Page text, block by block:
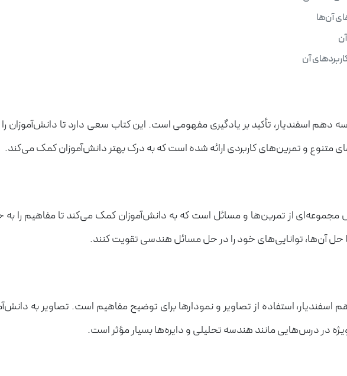
آن‌ها
آن
اسفندیار، تأکید بر یادگیری مفهومی است. این کتاب سعی دارد تا دانش‌آموزان
متنوع و تمرین‌های کاربردی ارائه شده است که به درک بهتر دانش‌آموزان کمک می‌کند.
از تمرین‌ها و مسائل است که به دانش‌آموزان کمک می‌کند تا مفاهیم را
حل آن‌ها، توانایی‌های خود را در حل مسائل هندسی تقویت کنند.
استفاده از تصاویر و نمودارها برای توضیح مفاهیم است. تصاویر به
در درس‌هایی مانند هندسه تحلیلی و دایره‌ها بسیار مؤثر است.